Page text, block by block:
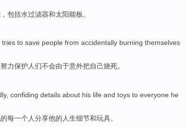
包括水过滤器和太阳能板 。
tries to save people from accidentally burning themselves
努力保护人们不会由于意外把自己烧死。
, confiding details about his life and toys to everyone he
每一个人分享他的 人生细节和玩具。